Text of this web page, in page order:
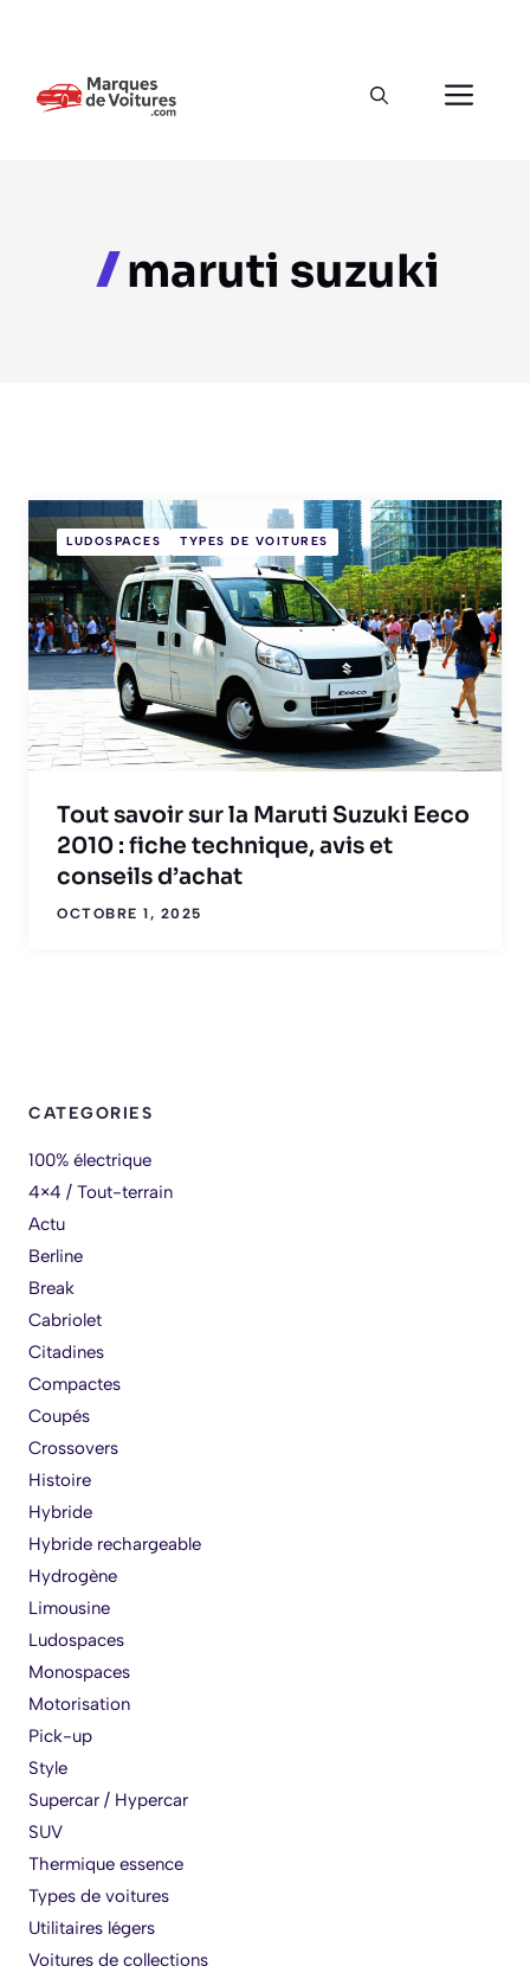
contenu
maruti suzuki
LUDOSPACES TYPES DE VOITURES
Tout savoir sur la Maruti Suzuki Eeco
2010 : fiche technique, avis et
conseils d’achat
OCTOBRE 1, 2025
CATEGORIES
100% électrique
4×4 / Tout-terrain
Actu
Berline
Break
Cabriolet
Citadines
Compactes
Coupés
Crossovers
Histoire
Hybride
Hybride rechargeable
Hydrogène
Limousine
Ludospaces
Monospaces
Motorisation
Pick-up
Style
Supercar / Hypercar
SUV
Thermique essence
Types de voitures
Utilitaires légers
Voitures de collections